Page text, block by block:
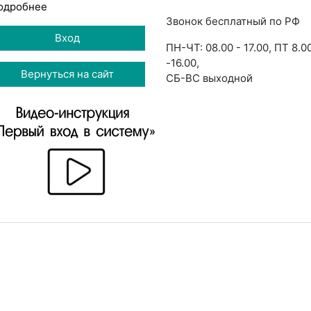
Вход
Вернуться на сайт
Звонок бесплатный по РФ
ПН-ЧТ: 08.00 - 17.00, ПТ
-16.00,
СБ-ВС выходной